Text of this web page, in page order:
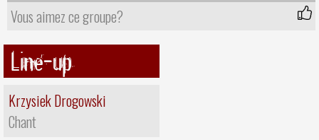
Vous aimez ce groupe?
Line-up
Krzysiek Drogowski
Chant